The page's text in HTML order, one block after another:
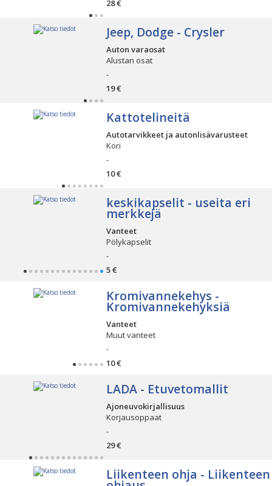
28 €
Jeep, Dodge - Crysler
Auton varaosat
Alustan osat
-
19 €
Kattotelineitä
Autotarvikkeet ja autonlisävarusteet
Kori
-
10 €
keskikapselit - useita eri
merkkejä
Vanteet
Pölykapselit
-
5 €
Kromivannekehys -
Kromivannekehyksiä
Vanteet
Muut vanteet
-
10 €
LADA - Etuvetomallit
Ajoneuvokirjallisuus
Korjausoppaat
-
29 €
Liikenteen ohja - Liikenteen